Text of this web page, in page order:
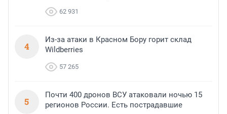
62 931
4
Из-за атаки в Красном Бору горит склад
Wildberries
57 265
5
Почти 400 дронов ВСУ атаковали ночью 15
регионов России. Есть пострадавшие